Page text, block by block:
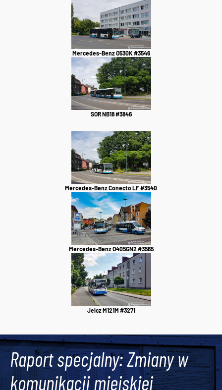
Mercedes-Benz O530K #3546
SOR NB18 #3846
Mercedes-Benz Conecto LF #3540
Mercedes-Benz O405GN2 #3565
Jelcz M121M #3271
Raport specjalny: Zmiany w
komunikacji miejskiej